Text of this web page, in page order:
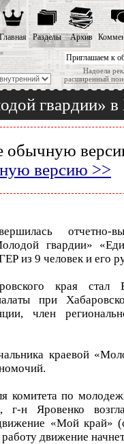
Приглашаем к
Надоела
расширенный
Главная Разделы Архив
гвардии»
обычную
версию >>
отчетно-
гвардии»
из 9 человек и его
края стал
при
член
краевой
комитета по
г-н Яровенко
«Мой край»
движение